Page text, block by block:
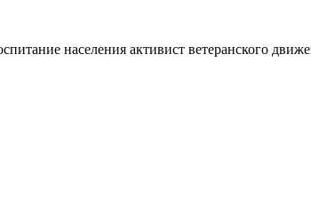
населения активист ветеранского